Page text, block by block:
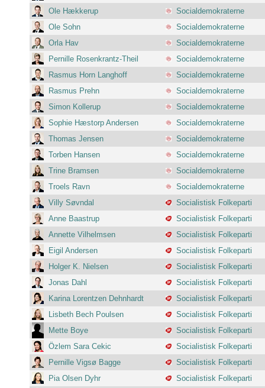
Ole Hækkerup
Socialdemokraterne
Ole Sohn
Socialdemokraterne
Orla Hav
Socialdemokraterne
Pernille Rosenkrantz-Theil
Socialdemokraterne
Rasmus Horn Langhoff
Socialdemokraterne
Rasmus Prehn
Socialdemokraterne
Simon Kollerup
Socialdemokraterne
Sophie Hæstorp Andersen
Socialdemokraterne
Thomas Jensen
Socialdemokraterne
Torben Hansen
Socialdemokraterne
Trine Bramsen
Socialdemokraterne
Troels Ravn
Socialdemokraterne
Villy Søvndal
Socialistisk Folkeparti
Anne Baastrup
Socialistisk Folkeparti
Annette Vilhelmsen
Socialistisk Folkeparti
Eigil Andersen
Socialistisk Folkeparti
Holger K. Nielsen
Socialistisk Folkeparti
Jonas Dahl
Socialistisk Folkeparti
Karina Lorentzen Dehnhardt
Socialistisk Folkeparti
Lisbeth Bech Poulsen
Socialistisk Folkeparti
Mette Boye
Socialistisk Folkeparti
Özlem Sara Cekic
Socialistisk Folkeparti
Pernille Vigsø Bagge
Socialistisk Folkeparti
Pia Olsen Dyhr
Socialistisk Folkeparti